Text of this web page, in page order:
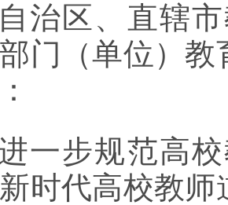
治区、直辖
门（单位）
步规范高校
时代高校教